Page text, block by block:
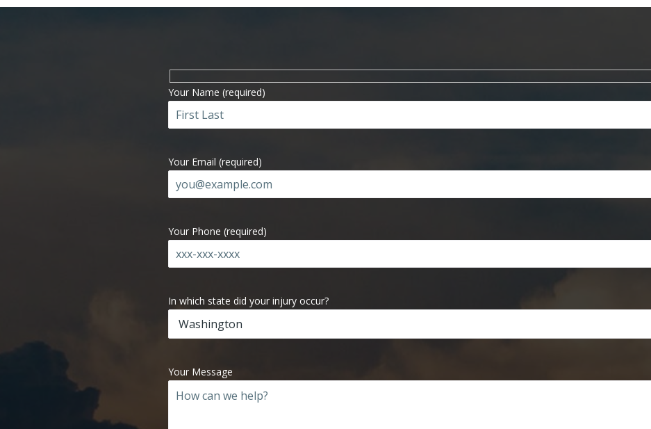
Your Name (required)
Your Email (required)
Your Phone (required)
In which state did your injury occur?
Your Message